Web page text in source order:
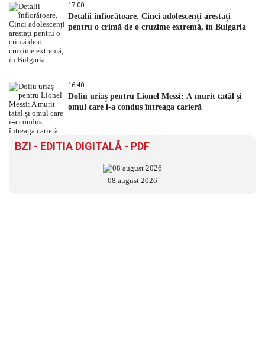
17:00
Detalii înfiorătoare. Cinci adolescenți arestați
pentru o crimă de o cruzime extremă, în Bulgaria
16:40
Doliu uriaș pentru Lionel Messi: A murit tatăl și
omul care i-a condus întreaga carieră
BZI - EDITIA DIGITALĂ - PDF
08 august 2026